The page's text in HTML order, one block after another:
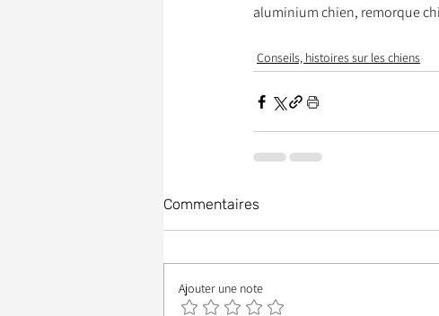
aluminium chien, remorque
Conseils, histoires sur les chiens
Commentaires
Ajouter une note